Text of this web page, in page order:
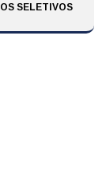
SELETIVOS